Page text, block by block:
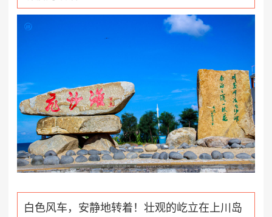
白色风车，安静地转着！壮观的屹立在上川岛